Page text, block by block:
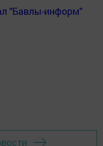
"Бавлы-информ"